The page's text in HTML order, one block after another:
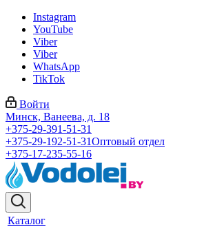
Instagram
YouTube
Viber
Viber
WhatsApp
TikTok
Войти
Минск, Ванеева, д. 18
+375-29-391-51-31
+375-29-192-51-31Оптовый отдел
+375-17-235-55-16
Каталог